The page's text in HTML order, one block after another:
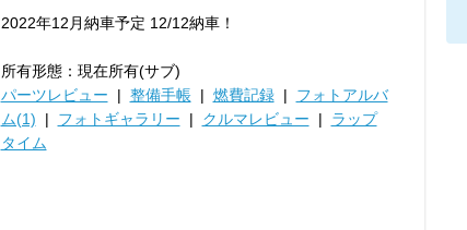
2022年12月納車予定 12/12納車！
所有形態：現在所有(サブ)
パーツレビュー | 整備手帳| 燃費記録| フォトアルバ
ム(1) | フォトギャラリー | クルマレビュー | ラップ
タイム